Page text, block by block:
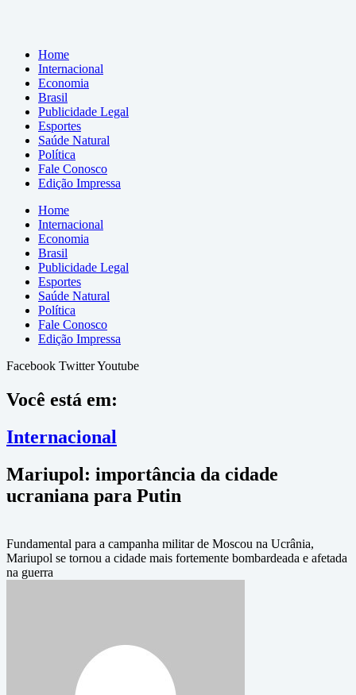
Home
Internacional
Economia
Brasil
Publicidade Legal
Esportes
Saúde Natural
Política
Fale Conosco
Edição Impressa
Home
Internacional
Economia
Brasil
Publicidade Legal
Esportes
Saúde Natural
Política
Fale Conosco
Edição Impressa
Facebook TwitterYoutube
Você está em:
Internacional
Mariupol: importância da cidade
ucraniana para Putin
Fundamental para a campanha militar de Moscou na Ucrânia,
Mariupol se tornou a cidade mais fortemente bombardeada e afetada
na guerra